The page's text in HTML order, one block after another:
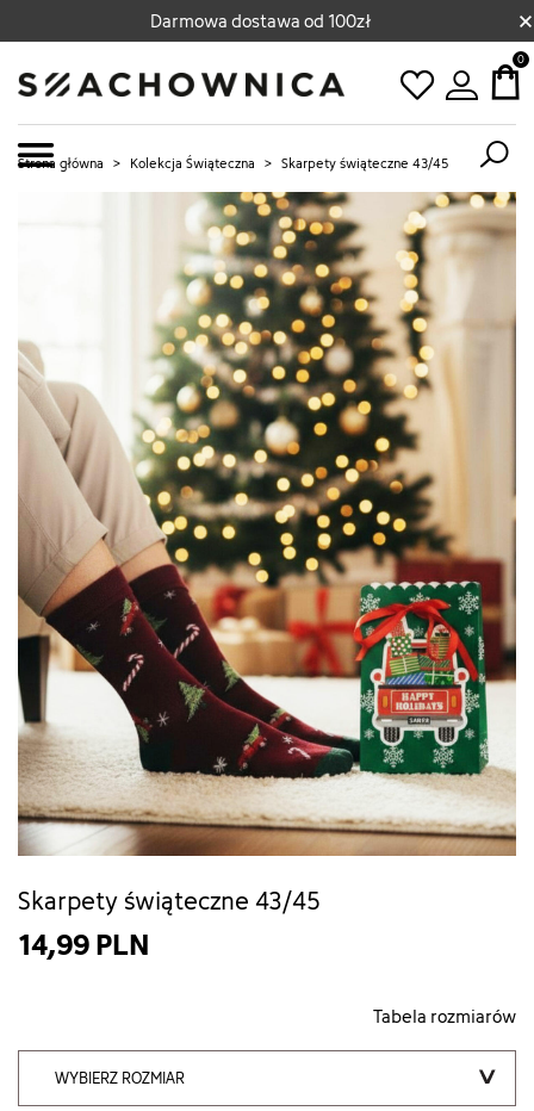
Darmowa dostawa od 100zł ×
0
Strona główna > Kolekcja Świąteczna > Skarpety świąteczne 43/45
Skarpety świąteczne 43/45
14,99 PLN
Tabela rozmiarów
WYBIERZ ROZMIAR